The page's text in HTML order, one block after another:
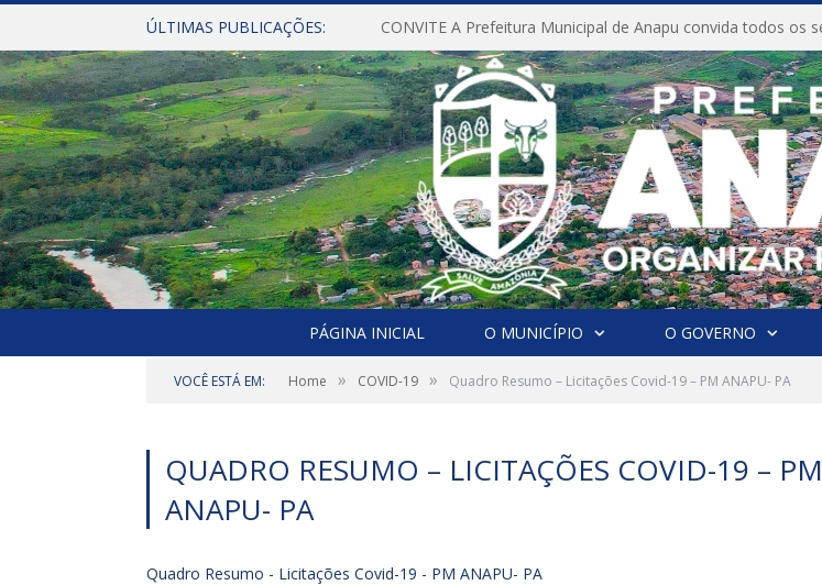
ÚLTIMAS PUBLICAÇÕES:
PÁGINA INICIAL O MUNICÍPIO O GOVERNO
VOCÊ ESTÁ EM: Home » COVID-19 » Quadro Resumo – Licitações Covid-19 – PM ANAPU- PA
QUADRO RESUMO – LICITAÇÕES COVID-19 – PM
ANAPU- PA
Quadro Resumo - Licitações Covid-19 - PM ANAPU- PA